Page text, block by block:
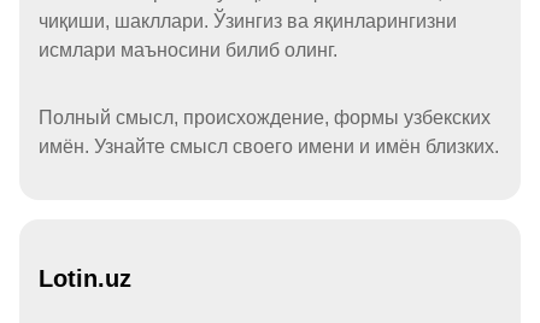
чиқиши, шакллари. Ўзингиз ва яқинларингизни
исмлари маъносини билиб олинг.
Полный смысл, происхождение, формы узбекских
имён. Узнайте смысл своего имени и имён близких.
Lotin.uz